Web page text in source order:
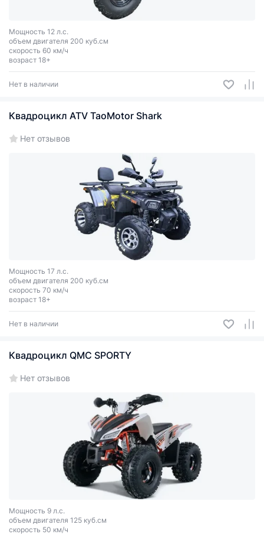
Мощность 12 л.с.
объем двигателя 200 куб.см
скорость 60 км/ч
возраст 18+
Нет в наличии
Квадроцикл ATV TaoMotor Shark
Нет отзывов
Мощность 17 л.с.
объем двигателя 200 куб.см
скорость 70 км/ч
возраст 18+
Нет в наличии
Квадроцикл QMC SPORTY
Нет отзывов
Мощность 9 л.с.
объем двигателя 125 куб.см
скорость 50 км/ч